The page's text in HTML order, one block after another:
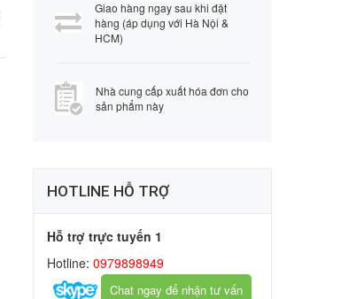
Giao hàng ngay sau khi đặt
hàng (áp dụng với Hà Nội &
HCM)
Nhà cung cấp xuất hóa đơn cho
sản phẩm này
HOTLINE HỖ TRỢ
Hỗ trợ trực tuyến 1
Hotline: 0979898949
Chat ngay để nhận tư vấn